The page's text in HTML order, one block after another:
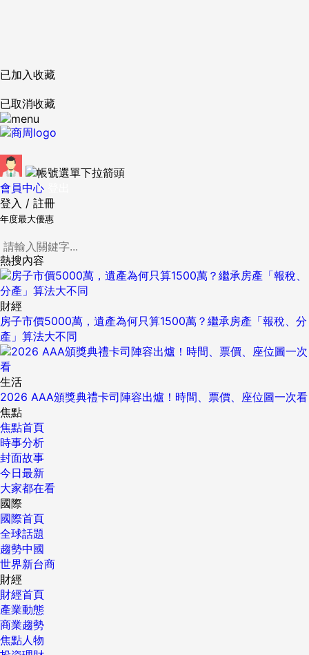
已加入收藏
已取消收藏
會員中心
登入 / 註冊
年度最大優惠
熱搜內容
財經
房子市價5000萬，遺產為何只算1500萬？繼承房產「報稅、分
產」算法大不同
生活
2026 AAA頒獎典禮卡司陣容出爐！時間、票價、座位圖一次看
焦點
焦點首頁
時事分析
封面故事
今日最新
大家都在看
國際
國際首頁
全球話題
趨勢中國
世界新台商
財經
財經首頁
產業動態
商業趨勢
焦點人物